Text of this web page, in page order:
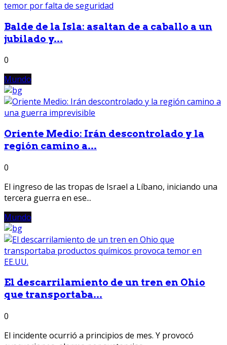
Balde de la Isla: asaltan de a caballo a un
jubilado y...
0
Mundo
Oriente Medio: Irán descontrolado y la
región camino a...
0
El ingreso de las tropas de Israel a Líbano, iniciando una
tercera guerra en ese...
Mundo
El descarrilamiento de un tren en Ohio
que transportaba...
0
El incidente ocurrió a principios de mes. Y provocó